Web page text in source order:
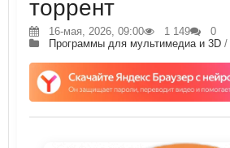
торрент
16-мая, 2026, 09:00 1 149
0
Программы для мультимедиа и 3D /